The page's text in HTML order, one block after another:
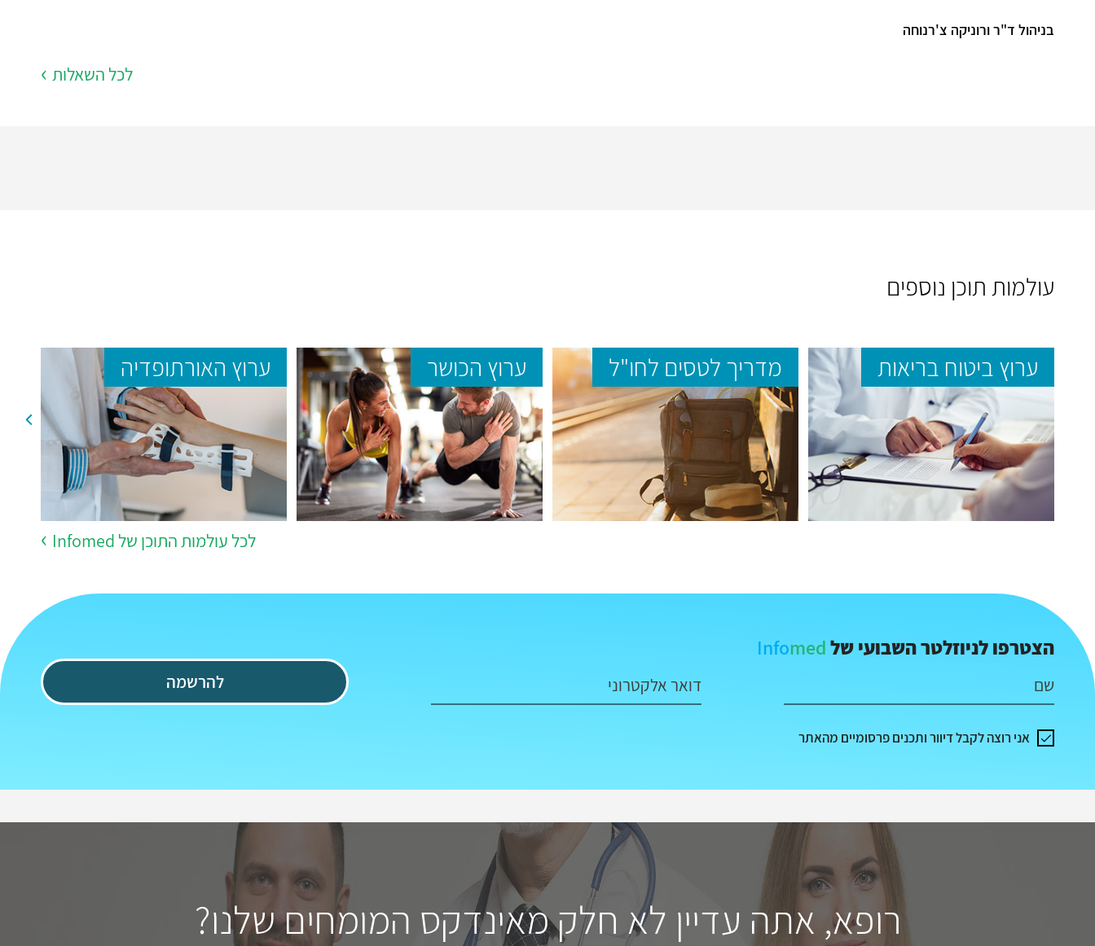
בניהול ד"ר ורוניקה צ'רנוחה
לכל השאלות
עולמות תוכן נוספים
ערוץ ביטוח בריאות מדריך לטסים לחו"ל ערוץ הכושר ערוץ האורתופדיה
לכל עולמות התוכן של Infomed
הצטרפו לניוזלטר השבועי של Infomed
שם דואר אלקטרוני להרשמה
אני רוצה לקבל דיוור ותכנים פרסומיים מהאתר
רופא, אתה עדיין לא חלק מאינדקס המומחים שלנו?